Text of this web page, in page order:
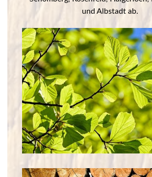
und Albstadt ab.